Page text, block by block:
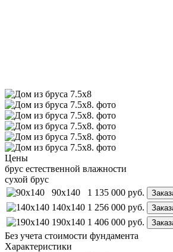
Цены
брус естественной влажности
сухой брус
90x140
1 135 000 руб.
140x140 1 256 000 руб.
190x140 1 406 000 руб.
Без учета стоимости фундамента
Характеристики